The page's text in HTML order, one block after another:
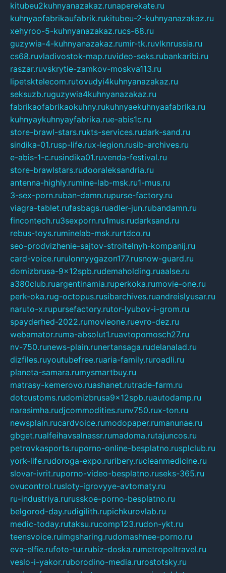
kitubeu2kuhnyanazakaz.runaperekate.ru
kuhnyaofabrikaufabrik.rukitubeu-2-kuhnyanazakaz.ru
xehyroo-5-kuhnyanazakaz.rucs-68.ru
guzywia-4-kuhnyanazakaz.rumir-tk.ruvlknrussia.ru
cs68.ruvladivostok-map.ruvideo-seks.rubankaribi.ru
raszar.ruvskrytie-zamkov-moskva113.ru
lipetsktelecom.rutovudyi4kuhnyanazakaz.ru
seksuzb.ruguzywia4kuhnyanazakaz.ru
fabrikaofabrikaokuhny.rukuhnyaekuhnyaafabrika.ru
kuhnyaykuhnyayfabrika.rue-abis1c.ru
store-brawl-stars.rukts-services.rudark-sand.ru
sindika-01.rusp-life.rux-legion.rusib-archives.ru
e-abis-1-c.rusindika01.ruvenda-festival.ru
store-brawlstars.rudooraleksandria.ru
antenna-highly.rumine-lab-msk.ru1-mus.ru
3-sex-porn.ruban-damn.rupurse-factory.ru
viagra-tablet.rufasbags.ruadler-jun.rubandamn.ru
fincontech.ru3sexporn.ru1mus.rudarksand.ru
rebus-toys.ruminelab-msk.rurtdco.ru
seo-prodvizhenie-sajtov-stroitelnyh-kompanij.ru
card-voice.rurulonnyygazon177.rusnow-guard.ru
domizbrusa-9x12spb.rudemaholding.ruaalse.ru
a380club.ruargentinamia.ruperkoka.rumovie-one.ru
perk-oka.rug-octopus.rusibarchives.ruandreislyusar.ru
naruto-x.rupursefactory.rutor-lyubov-i-grom.ru
spayderhed-2022.rumovieone.ruevro-dez.ru
webamator.ruma-absolut1.ruavtopomosch27.ru
nv-750.runews-plain.runertansaga.rudelanalad.ru
dizfiles.ruyoutubefree.ruaria-family.ruroadli.ru
planeta-samara.rumysmartbuy.ru
matrasy-kemerovo.ruashanet.rutrade-farm.ru
dotcustoms.rudomizbrusa9x12spb.ruautodamp.ru
narasimha.rudjcommodities.runv750.rux-ton.ru
newsplain.rucardvoice.rumodopaper.rumanunae.ru
gbget.rualfeihavsalnassr.rumadoma.rutajuncos.ru
petrovkasports.ruporno-online-besplatno.rusplclub.ru
york-life.rudoroga-expo.ruribery.rucleanmedicine.ru
slovar-ivrit.ruporno-video-besplatno.ruseks-365.ru
ovucontrol.rusloty-igrovyye-avtomaty.ru
ru-industriya.rurusskoe-porno-besplatno.ru
belgorod-day.rudigilith.rupichkurovlab.ru
medic-today.rutaksu.rucomp123.rudon-ykt.ru
teensvoice.ruimgsharing.rudomashnee-porno.ru
eva-elfie.rufoto-tur.rubiz-doska.rumetropoltravel.ru
veslo-i-yakor.ruborodino-media.rurostotsky.ru